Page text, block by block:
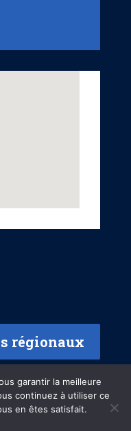
régionaux
garantir la meilleure
continuez à utiliser ce
en êtes satisfait.